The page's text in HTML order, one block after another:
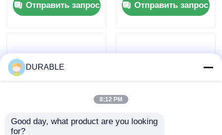
сварочный аппарат,
115 В 230 В
Отправить запрос
генератор сварщика
Отправить запрос
DURABLE
8:12 PM
Good day, what product are you looking
for?